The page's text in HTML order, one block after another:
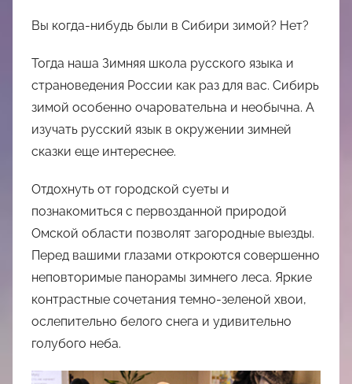
Вы когда-нибудь были в Сибири зимой? Нет?
Тогда наша Зимняя школа русского языка и
страноведения России как раз для вас. Сибирь
зимой особенно очаровательна и необычна. А
изучать русский язык в окружении зимней
сказки еще интереснее.
Отдохнуть от городской суеты и
познакомиться с первозданной природой
Омской области позволят загородные выезды.
Перед вашими глазами откроются совершенно
неповторимые панорамы зимнего леса. Яркие
контрастные сочетания темно-зеленой хвои,
ослепительно белого снега и удивительно
голубого неба.